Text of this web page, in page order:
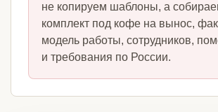
не копируем шаблоны, а
комплект под кофе на вынос,
модель работы, сотрудников,
и требования по России.